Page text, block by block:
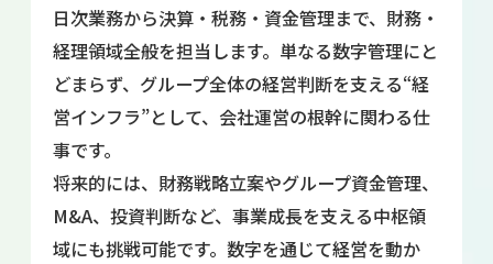
日次業務から決算・税務・資金管理まで、財務・
経理領域全般を担当します。単なる数字管理にと
どまらず、グループ全体の経営判断を支える“経
営インフラ”として、会社運営の根幹に関わる仕
事です。
将来的には、財務戦略立案やグループ資金管理、
M&A、投資判断など、事業成長を支える中枢領
域にも挑戦可能です。数字を通じて経営を動か